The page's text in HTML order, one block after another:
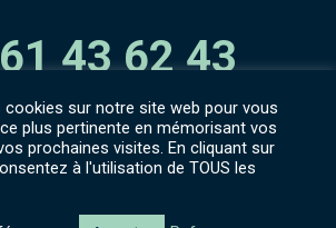
43 62 43
espace numérique
Politique de confidentialité
sur notre site web pour vous
plus pertinente en mémorisant vos
prochaines visites. En cliquant sur
à l'utilisation de TOUS les